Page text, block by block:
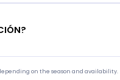
on the season and availability.